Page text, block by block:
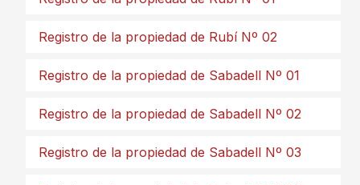
Registro de la propiedad de Rubí Nº 02
Registro de la propiedad de Sabadell Nº 01
Registro de la propiedad de Sabadell Nº 02
Registro de la propiedad de Sabadell Nº 03